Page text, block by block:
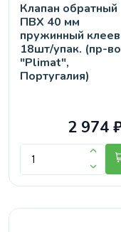
Клапан обратный
ПВХ 40 мм
пружинный
18шт/упак. (пр-во
"Plimat",
Португалия)
2 974